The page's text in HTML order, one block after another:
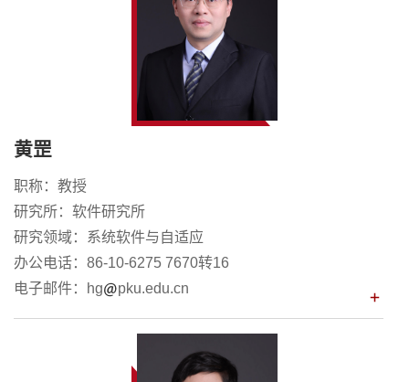
黄罡
职称：教授
研究所：软件研究所
研究领域：系统软件与自适应
办公电话：86-10-6275 7670转16
电子邮件：hg
pku.edu.cn